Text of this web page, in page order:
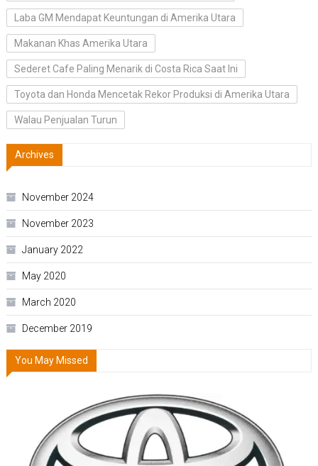
Laba GM Mendapat Keuntungan di Amerika Utara
Makanan Khas Amerika Utara
Sederet Cafe Paling Menarik di Costa Rica Saat Ini
Toyota dan Honda Mencetak Rekor Produksi di Amerika Utara
Walau Penjualan Turun
Archives
November 2024
November 2023
January 2022
May 2020
March 2020
December 2019
You May Missed